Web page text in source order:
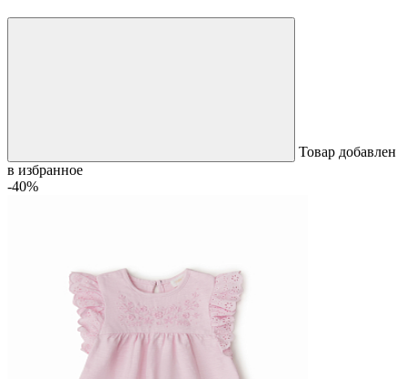
Товар добавлен
в избранное
-40%